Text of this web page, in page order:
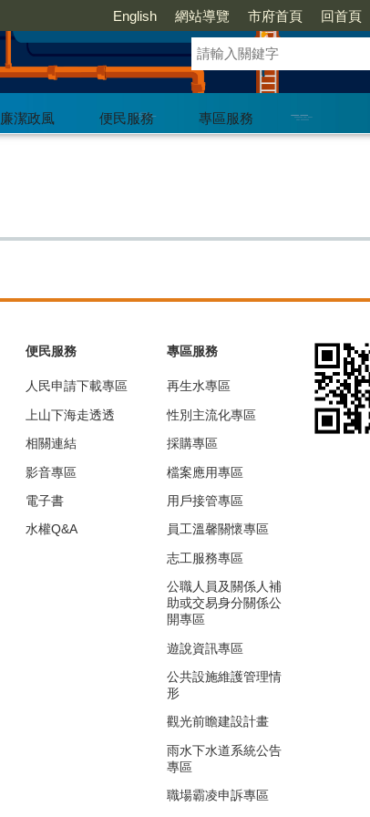
English 網站導覽 市府首頁 回首頁
廉潔政風 便民服務
專區服務
便民服務
人民申請下載專區
上山下海走透透
相關連結
影音專區
電子書
水權Q&A
專區服務
再生水專區
性別主流化專區
採購專區
檔案應用專區
用戶接管專區
員工溫馨關懷專區
志工服務專區
公職人員及關係人補
助或交易身分關係公
開專區
遊說資訊專區
公共設施維護管理情
形
觀光前瞻建設計畫
雨水下水道系統公告
專區
職場霸凌申訴專區